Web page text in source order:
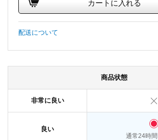
カートに入れる
配送について
商品状態
非常に良い
良い
通常24時